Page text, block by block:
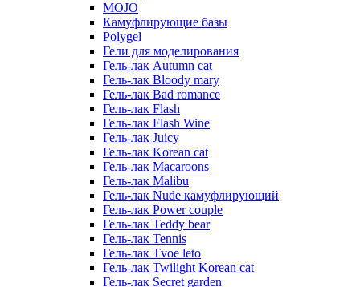
MOJO
Камуфлирующие базы
Polygel
Гели для моделирования
Гель-лак Autumn cat
Гель-лак Bloody mary
Гель-лак Bad romance
Гель-лак Flash
Гель-лак Flash Wine
Гель-лак Juicy
Гель-лак Korean cat
Гель-лак Macaroons
Гель-лак Malibu
Гель-лак Nude камуфлирующий
Гель-лак Power couple
Гель-лак Teddy bear
Гель-лак Tennis
Гель-лак Tvoe leto
Гель-лак Twilight Korean cat
Гель-лак Secret garden